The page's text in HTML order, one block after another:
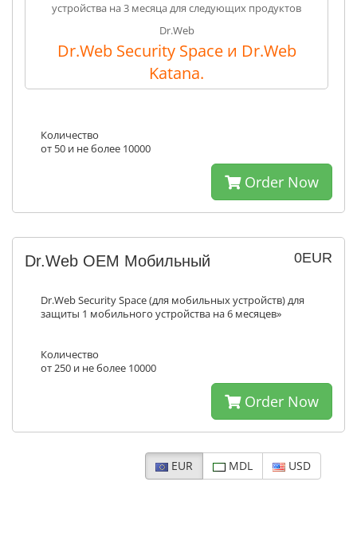
устройства на 3 месяца для следующих продуктов
Dr.Web
Dr.Web Security Space и Dr.Web
Katana.
Количество
от 50 и не более 10000
Order Now
0EUR
Dr.Web ОЕМ Мобильный
Dr.Web Security Space (для мобильных устройств) для
защиты 1 мобильного устройства на 6 месяцев»
Количество
от 250 и не более 10000
Order Now
EUR MDL USD